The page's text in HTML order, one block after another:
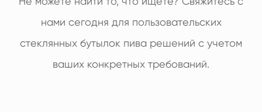
нами сегодня для пользовательских
стеклянных бутылок пива решений с учетом
ваших конкретных требований.